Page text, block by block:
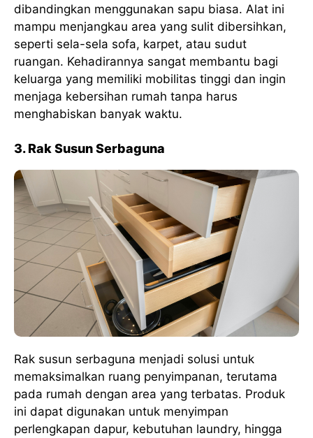
dibandingkan menggunakan sapu biasa. Alat ini
mampu menjangkau area yang sulit dibersihkan,
seperti sela-sela sofa, karpet, atau sudut
ruangan. Kehadirannya sangat membantu bagi
keluarga yang memiliki mobilitas tinggi dan ingin
menjaga kebersihan rumah tanpa harus
menghabiskan banyak waktu.
3. Rak Susun Serbaguna
Rak susun serbaguna menjadi solusi untuk
memaksimalkan ruang penyimpanan, terutama
pada rumah dengan area yang terbatas. Produk
ini dapat digunakan untuk menyimpan
perlengkapan dapur, kebutuhan laundry, hingga